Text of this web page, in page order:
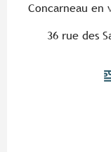
Concarneau en
36 rue des